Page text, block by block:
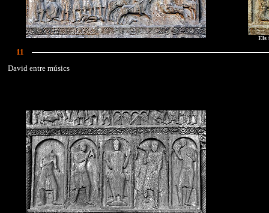
Els
11
David entre músics